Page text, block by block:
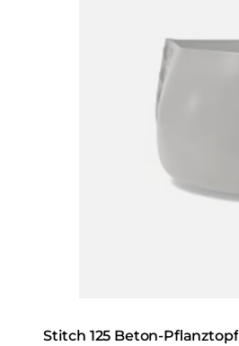
Stitch 125 Beton-Pflanztopf